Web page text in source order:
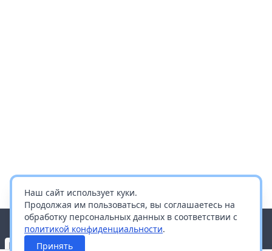
Наш сайт использует куки.
Продолжая им пользоваться, вы соглашаетесь на
обработку персональных данных в соответствии с
политикой конфиденциальности.
Принять